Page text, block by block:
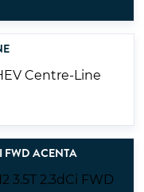
FWD ACENTA